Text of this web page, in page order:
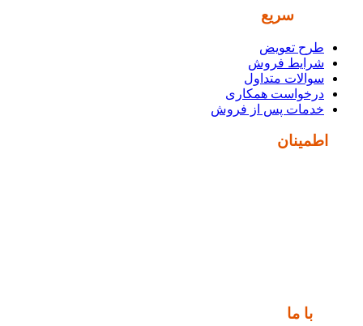
سریع
طرح تعویض
شرایط فروش
سوالات متداول
درخواست همکاری
خدمات پس از فروش
اطمینان
با ما